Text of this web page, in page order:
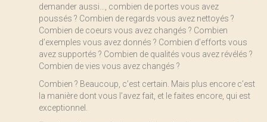
demander aussi…, combien de portes vous avez
poussés ? Combien de regards vous avez nettoyés ?
Combien de coeurs vous avez changés ? Combien
d’exemples vous avez donnés ? Combien d’efforts vous
avez supportés ? Combien de qualités vous avez révélés ?
Combien de vies vous avez changés ?
Combien ? Beaucoup, c’est certain. Mais plus encore c’est
la manière dont vous l’avez fait, et le faites encore, qui est
exceptionnel.